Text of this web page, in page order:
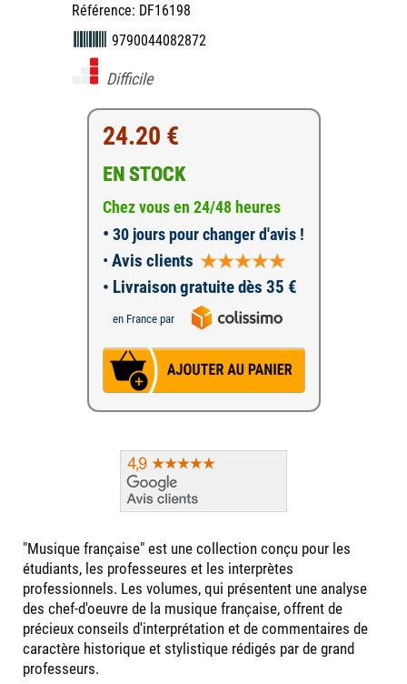
Référence: DF16198
9790044082872
Difficile
24.20 €
EN STOCK
Chez vous en 24/48 heures
• 30 jours pour changer d'avis !
• Avis clients
• Livraison gratuite dès 35 €
en France par
"Musique française" est une collection conçu pour les
étudiants, les professeures et les interprètes
professionnels. Les volumes, qui présentent une analyse
des chef-d'oeuvre de la musique française, offrent de
précieux conseils d'interprétation et de commentaires de
caractère historique et stylistique rédigés par de grand
professeurs.